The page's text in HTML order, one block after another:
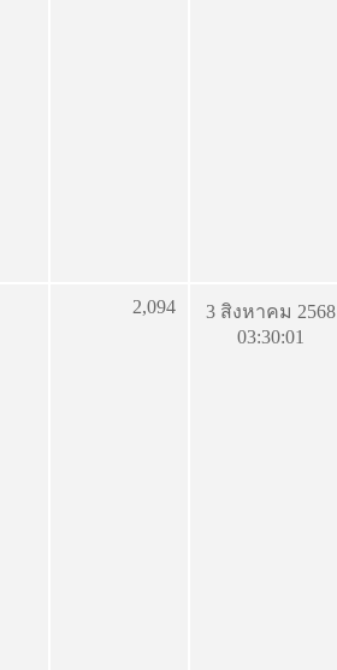
2,094
3 สิงหาคม 2568
03:30:01